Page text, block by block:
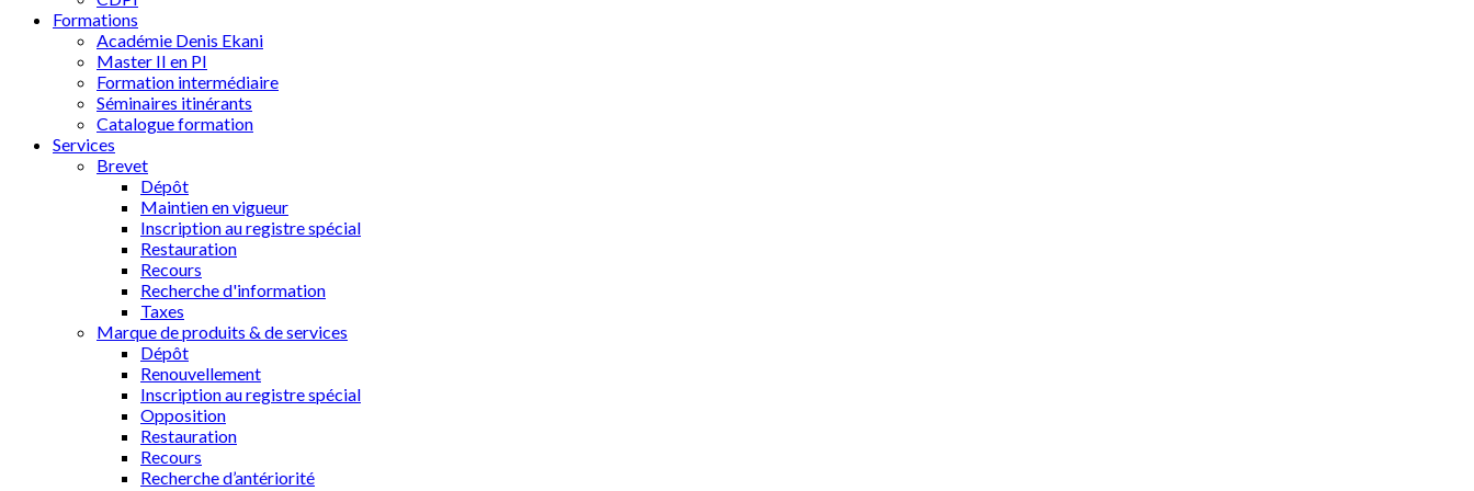
Formations
Académie Denis Ekani
Master II en PI
Formation intermédiaire
Séminaires itinérants
Catalogue formation
Services
Brevet
Dépôt
Maintien en vigueur
Inscription au registre spécial
Restauration
Recours
Recherche d'information
Taxes
Marque de produits & de services
Dépôt
Renouvellement
Inscription au registre spécial
Opposition
Restauration
Recours
Recherche d’antériorité